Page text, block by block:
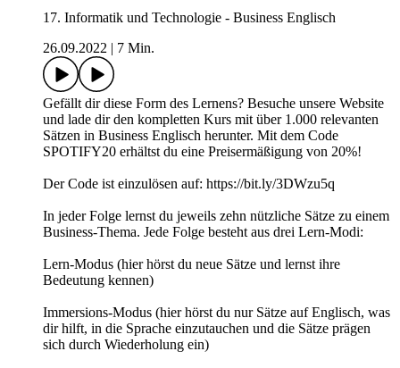
17. Informatik und Technologie - Business Englisch
26.09.2022
7 Min.
Gefällt dir diese Form des Lernens? Besuche unsere Website
und lade dir den kompletten Kurs mit über 1.000 relevanten
Sätzen in Business Englisch herunter. Mit dem Code
SPOTIFY20 erhältst du eine Preisermäßigung von 20%!
Der Code ist einzulösen auf: https://bit.ly/3DWzu5q
In jeder Folge lernst du jeweils zehn nützliche Sätze zu einem
Business-Thema. Jede Folge besteht aus drei Lern-Modi:
Lern-Modus (hier hörst du neue Sätze und lernst ihre
Bedeutung kennen)
Immersions-Modus (hier hörst du nur Sätze auf Englisch, was
dir hilft, in die Sprache einzutauchen und die Sätze prägen
sich durch Wiederholung ein)